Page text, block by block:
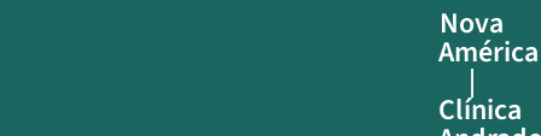
Nova
América
|
Clínica